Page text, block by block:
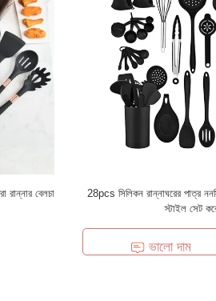
রান্নার বেলচা
28pcs সিলিকন রান্নাঘরের পাত্র
স্টাইল সেট
ভালো দাম